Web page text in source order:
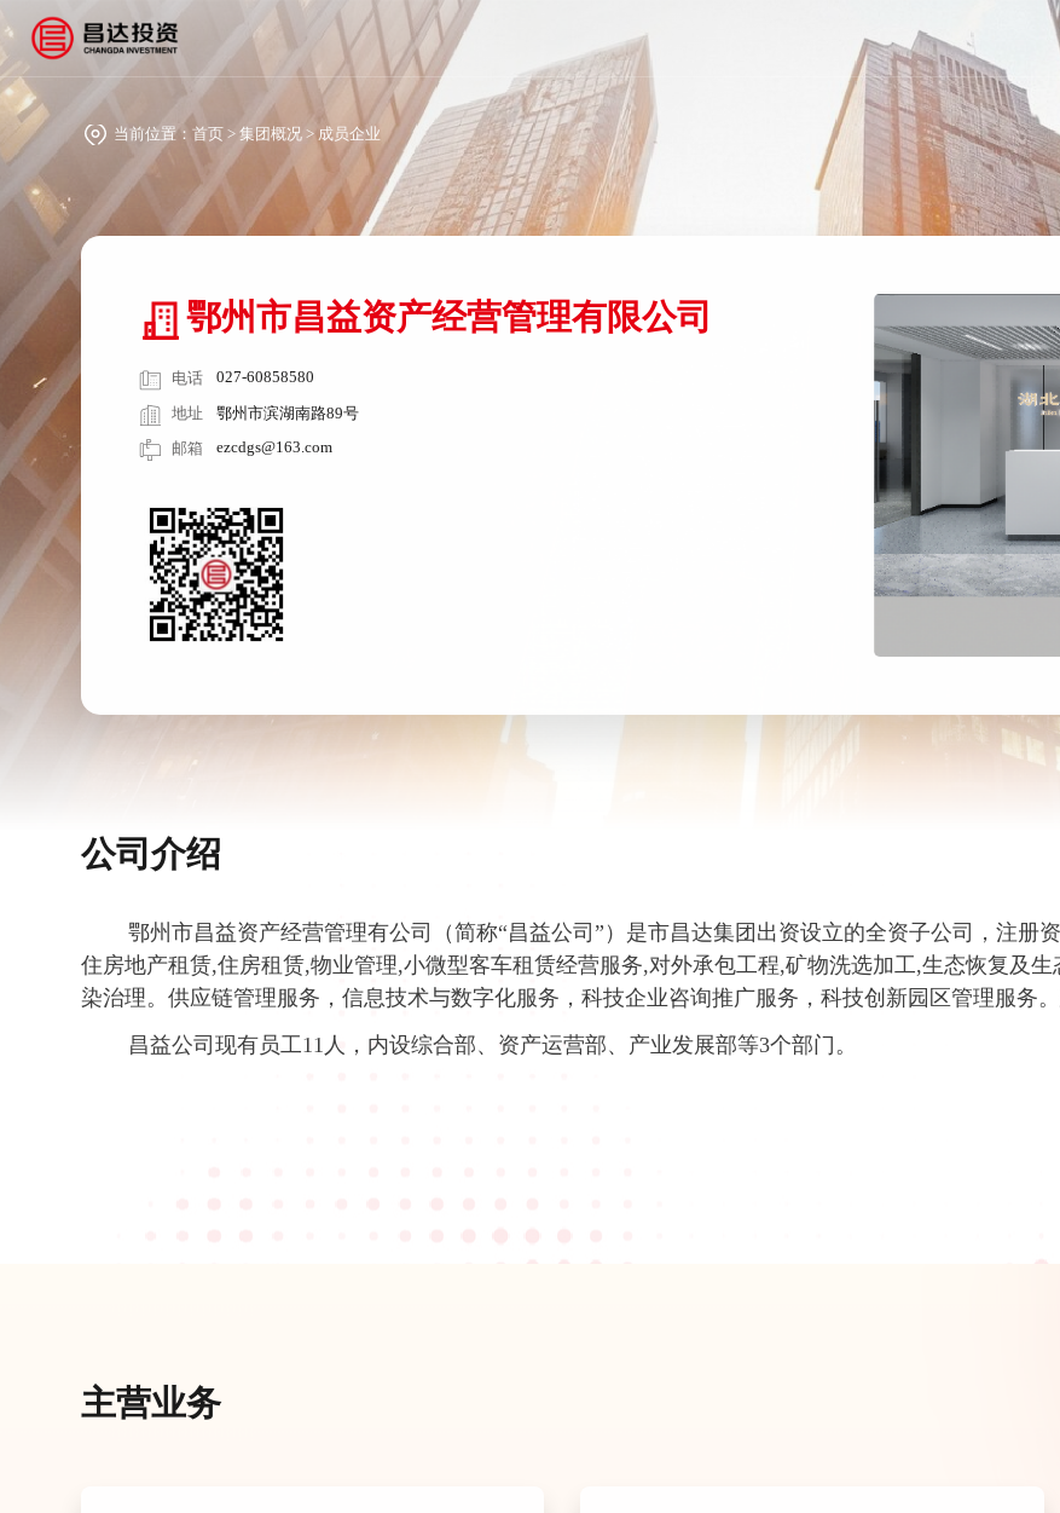
当前位置： 首页 > 集团概况> 成员企业
鄂州市昌益资产经营管理有限公司
电话 027-60858580
地址 鄂州市滨湖南路89号
邮箱 ezcdgs@163.com
公司介绍
鄂州市昌益资产经营管理有公司（简称“昌益公司”）是市昌达集团出资设立的全资子公司，注册
住房地产租赁,住房租赁,物业管理,小微型客车租赁经营服务,对外承包工程,矿物洗选加工,生态恢复及
染治理。供应链管理服务，信息技术与数字化服务，科技企业咨询推广服务，科技创新园区管理服务。
昌益公司现有员工11人，内设综合部、资产运营部、产业发展部等3个部门。
主营业务